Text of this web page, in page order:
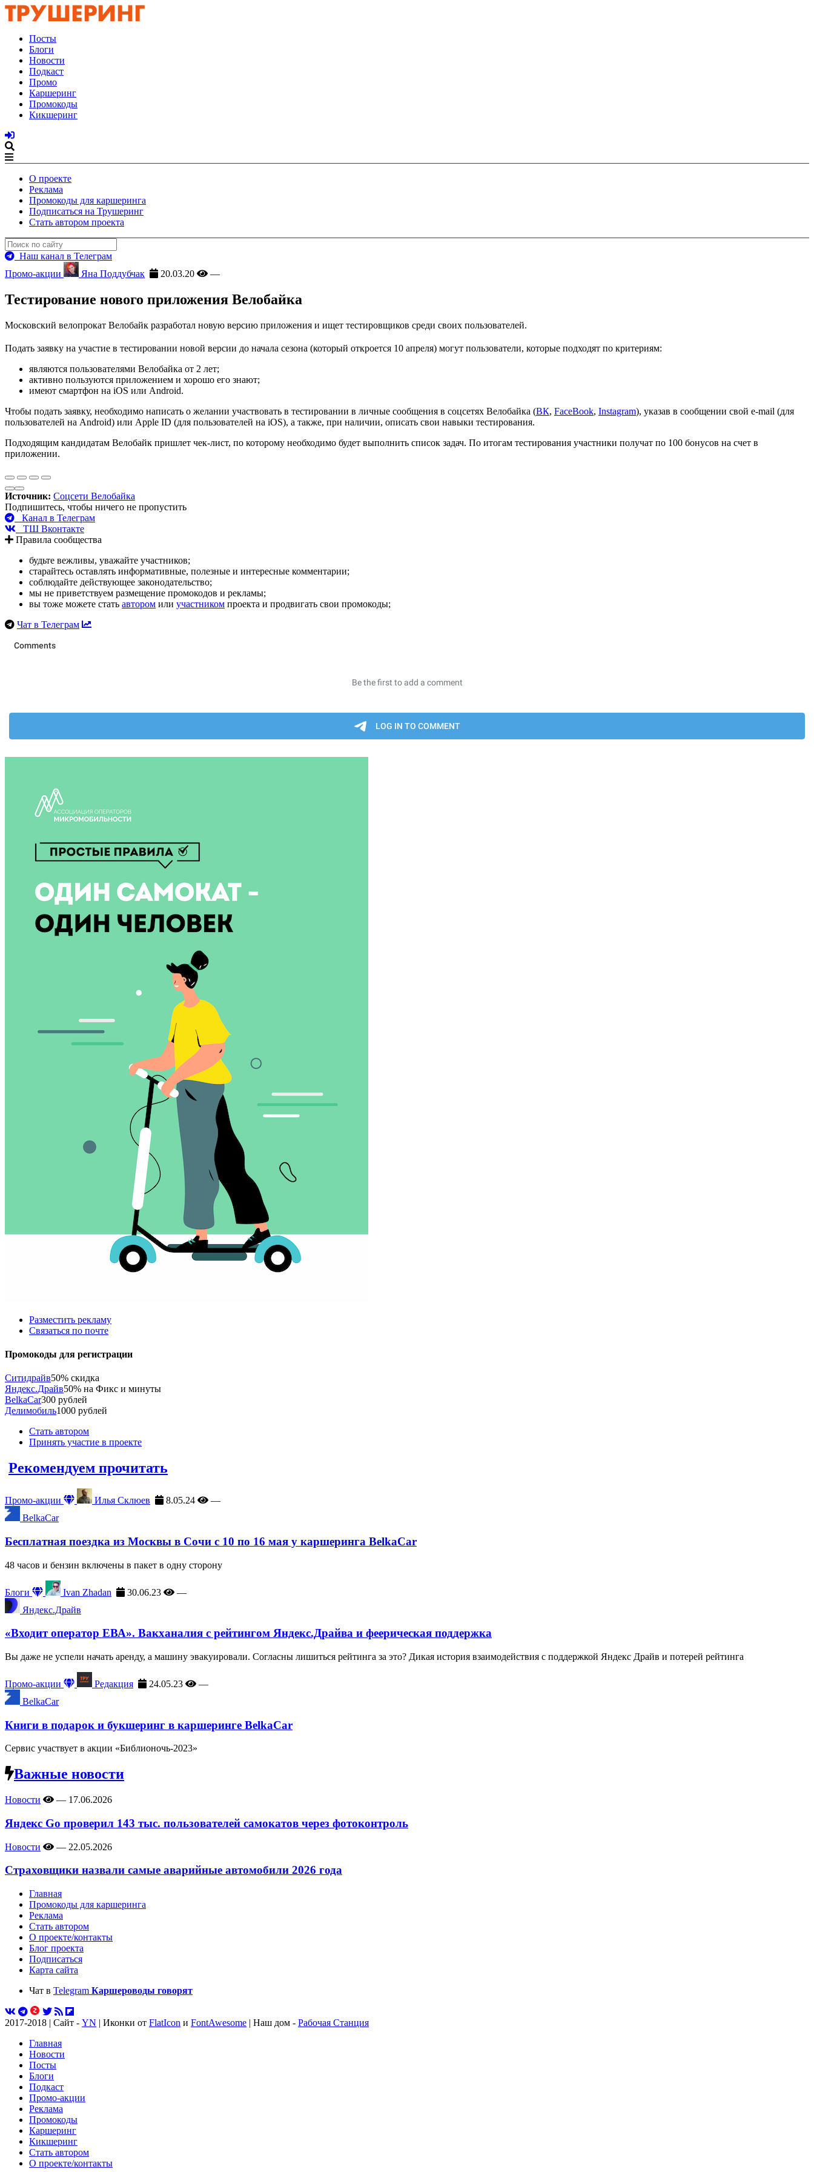
Посты
Блоги
Новости
Подкаст
Промо
Каршеринг
Промокоды
Кикшеринг
О проекте
Реклама
Промокоды для каршеринга
Подписаться на Трушеринг
Стать автором проекта
Наш канал в Телеграм
Промо-акции
Яна Поддубчак 20.03.20 —
Тестирование нового приложения Велобайка
Московский велопрокат Велобайк разработал новую версию приложения и ищет тестировщиков среди своих пользователей.
Подать заявку на участие в тестировании новой версии до начала сезона (который откроется 10 апреля) могут пользователи, которые подходят по критериям:
являются пользователями Велобайка от 2 лет;
активно пользуются приложением и хорошо его знают;
имеют смартфон на iOS или Android.
Чтобы подать заявку, необходимо написать о желании участвовать в тестировании в личные сообщения в соцсетях Велобайка (ВК, FaceBook, Instagram), указав в сообщении свой e-mail (для
пользователей на Android) или Apple ID (для пользователей на iOS), а также, при наличии, описать свои навыки тестирования.
Подходящим кандидатам Велобайк пришлет чек-лист, по которому необходимо будет выполнить список задач. По итогам тестирования участники получат по 100 бонусов на счет в
приложении.
Источник: Соцсети Велобайка
Подпишитесь, чтобы ничего не пропустить
Канал в Телеграм
ТШ Вконтакте
Правила сообщества
будьте вежливы, уважайте участников;
старайтесь оставлять информативные, полезные и интересные комментарии;
соблюдайте действующее законодательство;
мы не приветствуем размещение промокодов и рекламы;
вы тоже можете стать автором или участником проекта и продвигать свои промокоды;
Чат в Телеграм
Разместить рекламу
Связаться по почте
Промокоды для регистрации
Ситидрайв50% скидка
Яндекс.Драйв50% на Фикс и минуты
BelkaCar300 рублей
Делимобиль1000 рублей
Стать автором
Принять участие в проекте
Рекомендуем прочитать
Промо-акции Илья Склюев 8.05.24
—
BelkaCar
Бесплатная поездка из Москвы в Сочи с 10 по 16 мая у каршеринга BelkaCar
48 часов и бензин включены в пакет в одну сторону
Блоги Ivan Zhadan 30.06.23
—
Яндекс.Драйв
«Входит оператор ЕВА». Вакханалия с рейтингом Яндекс.Драйва и феерическая поддержка
Вы даже не успели начать аренду, а машину эвакуировали. Согласны лишиться рейтинга за это? Дикая история взаимодействия с поддержкой Яндекс Драйв и потерей рейтинга
Промо-акции Редакция 24.05.23
—
BelkaCar
Книги в подарок и букшеринг в каршеринге BelkaCar
Сервис участвует в акции «Библионочь-2023»
Важные новости
Новости — 17.06.2026
Яндекс Go проверил 143 тыс. пользователей самокатов через фотоконтроль
Новости — 22.05.2026
Страховщики назвали самые аварийные автомобили 2026 года
Главная
Промокоды для каршеринга
Реклама
Стать автором
О проекте/контакты
Блог проекта
Подписаться
Карта сайта
Чат в Telegram Каршероводы говорят
2017-2018 | Сайт - YN | Иконки от FlatIcon и FontAwesome | Наш дом - Рабочая Станция
Главная
Новости
Посты
Блоги
Подкаст
Промо-акции
Реклама
Промокоды
Каршеринг
Кикшеринг
Стать автором
О проекте/контакты